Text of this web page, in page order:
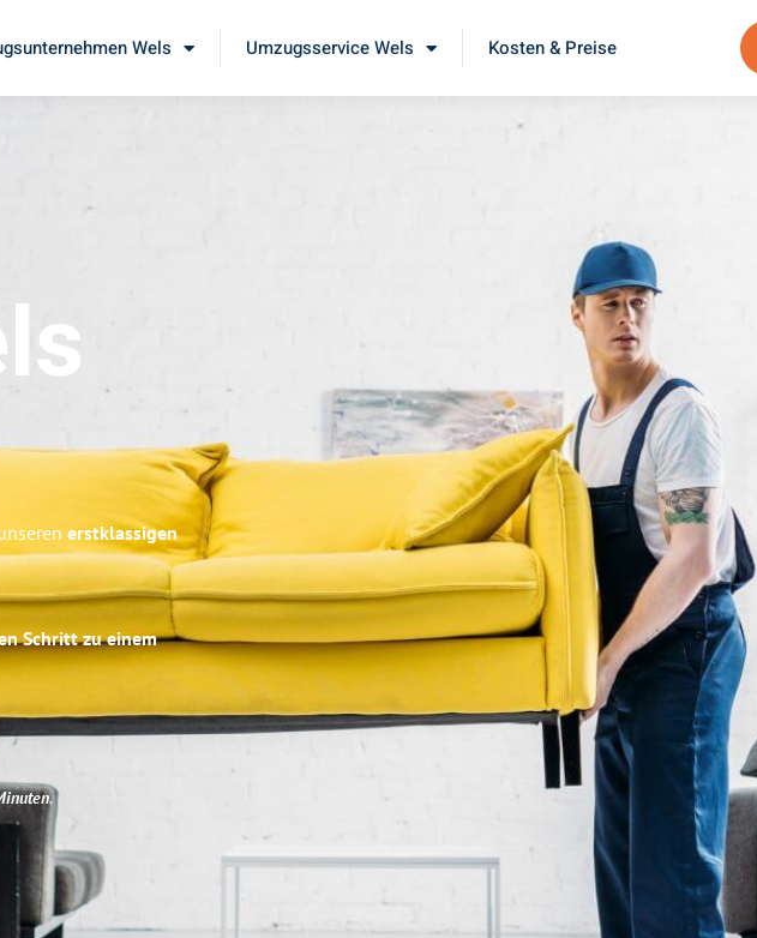
Wels Umzugsservice Wels Kosten & Preise
erstklassigen
Schritt zu einem
.